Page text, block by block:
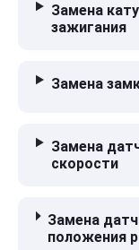
Замена
зажигания
Замена
Замена
скорости
Замена
положения